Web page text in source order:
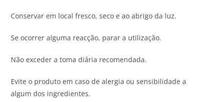
Conservar em local fresco, seco e ao abrigo da luz.
Se ocorrer alguma reacção, parar a utilização.
Não exceder a toma diária recomendada.
Evite o produto em caso de alergia ou sensibilidade a
algum dos ingredientes.